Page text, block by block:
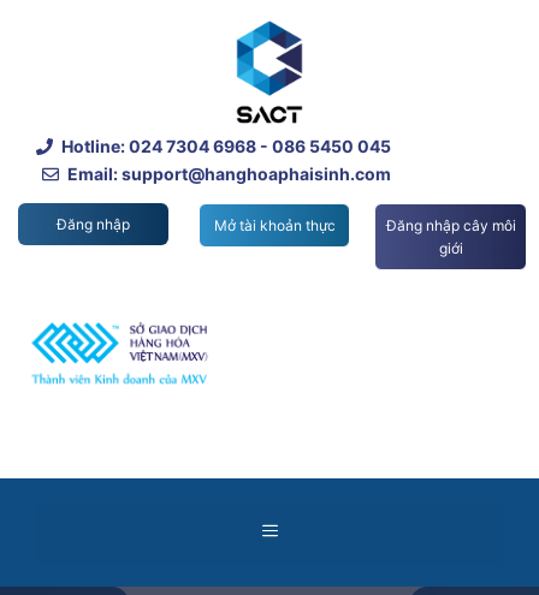
Hotline:024 7304 6968 - 086 5450 045
Email: support@hanghoaphaisinh.com
Đăng nhập Mở tài khoản thực
Đăng nhập cây môi
giới
Menu